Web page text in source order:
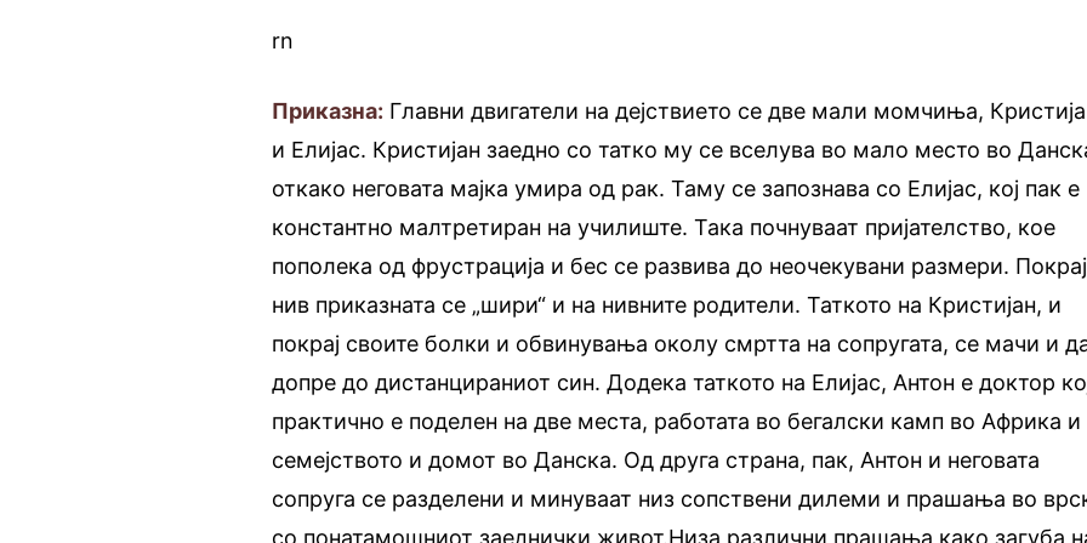
rn
Приказна: Главни двигатели на дејствието се две мали момчиња,
и Елијас. Кристијан заедно со татко му се вселува во мало место во
откако неговата мајка умира од рак. Таму се запознава со Елијас, кој пак е
константно малтретиран на училиште. Така почнуваат пријателство, кое
пополека од фрустрација и бес се развива до неочекувани размери. Покрај
нив приказната се „шири“ и на нивните родители. Таткото на Кристијан, и
покрај своите болки и обвинувања околу смртта на сопругата, се мачи и
допре до дистанцираниот син. Додека таткото на Елијас, Антон е доктор
практично е поделен на две места, работата во бегалски камп во Африка и
семејството и домот во Данска. Од друга страна, пак, Антон и неговата
сопруга се разделени и минуваат низ сопствени дилеми и прашања во
со понатамошниот заеднички живот.Низа различни прашања како загуба